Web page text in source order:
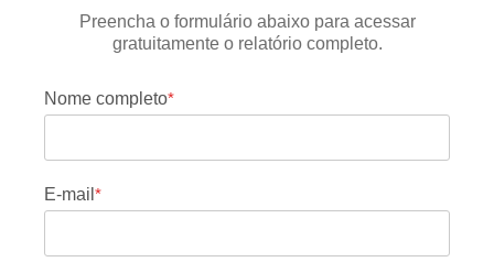
Preencha o formulário abaixo para acessar
gratuitamente o relatório completo.
Nome completo*
E-mail *